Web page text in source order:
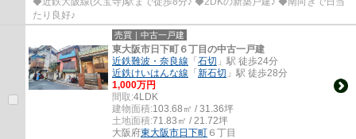
たり良好♪
売買｜中古一戸建
東大阪市日下町６丁目の中古一戸建
近鉄難波・奈良線 「石切 」駅 徒歩24分
近鉄けいはんな線 「新石切 」駅 徒歩28分
1,000万円
間取:4LDK
建物面積:103.68㎡ / 31.36坪
土地面積:71.83㎡ / 21.72坪
大阪府東大阪市日下町 ６丁目